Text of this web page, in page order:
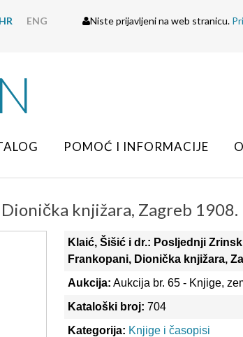
HR ENG Niste prijavljeni na web stranicu.
POMOĆ I INFORMACIJE
knjižara, Zagreb 1908.
Klaić, Šišić i dr.: Posljednji
Frankopani, Dionička knjižara,
Aukcija: Aukcija br. 65 - Knjige,
Kataloški broj: 704
Kategorija: Knjige i časopisi